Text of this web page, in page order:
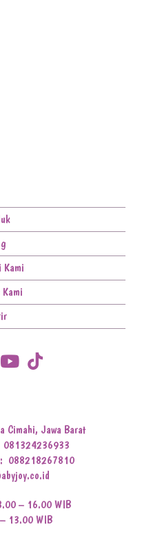
Kami
Kami
Cimahi, Jawa Barat
081324236933
088218267810
– 16.00 WIB
13.00 WIB